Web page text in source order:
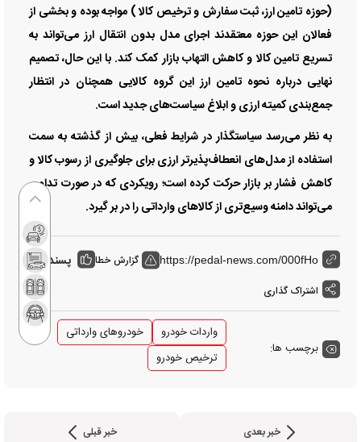
(حوزه تامین ارز، ثبت سفارش و ترخیص کالا ) مواجه بوده و بخشی از
فعالان این حوزه معتقدند اجرای مدل بدون انتقال ارز می‌تواند به
تسریع تامین کالا و کاهش التهاب بازار کمک کند. با این حال، تصمیم
نهایی درباره نحوه تامین ارز این گروه کالایی همچنان در انتظار
جمع‌بندی کمیته ارزی و ابلاغ سیاست‌های جدید است.
به نظر می‌رسد سیاستگذار در شرایط فعلی، بیش از گذشته به سمت
استفاده از مدل‌های انعطاف‌پذیرتر ارزی برای جلوگیری از رسوب کالا و
کاهش فشار بر بازار حرکت کرده است؛ رویکردی که در صورت تداوم،
می‌تواند دامنه وسیع‌تری از کالاهای وارداتی را در بر گیرد.
https://pedal-news.com/000fHo گزارش خطا پسندها:0
اشتراک گذاری
برچسب ها:
واردات خودرو
خودروهای وارداتی
ترخیص خودرو
خبر بعدی خبر قبلی